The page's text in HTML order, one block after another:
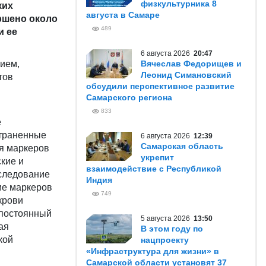
около
ее
маркеров
и
маркеров
физкультурника 8
августа в Самаре
489
6 августа 2026 20:47
Вячеслав Федорищев и
Леонид Симановский
обсудили перспективное развитие
Самарского региона
833
6 августа 2026 12:39
Самарская область
укрепит
взаимодействие с Республикой
Индия
749
5 августа 2026 13:50
В этом году по
нацпроекту
«Инфраструктура для жизни» в
Самарской области установят 37